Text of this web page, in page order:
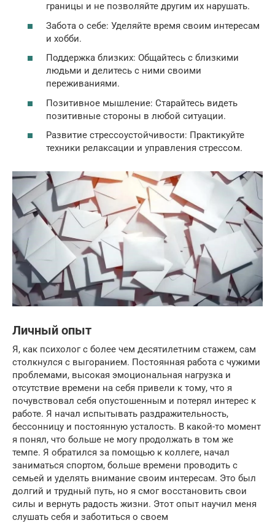
границы и не позволяйте другим их нарушать.
Забота о себе: Уделяйте время своим интересам
и хобби.
Поддержка близких: Общайтесь с близкими
людьми и делитесь с ними своими
переживаниями.
Позитивное мышление: Старайтесь видеть
позитивные стороны в любой ситуации.
Развитие стрессоустойчивости: Практикуйте
техники релаксации и управления стрессом.
Личный опыт
Я, как психолог с более чем десятилетним стажем, сам
столкнулся с выгоранием. Постоянная работа с чужими
проблемами, высокая эмоциональная нагрузка и
отсутствие времени на себя привели к тому, что я
почувствовал себя опустошенным и потерял интерес к
работе. Я начал испытывать раздражительность,
бессонницу и постоянную усталость. В какой-то момент
я понял, что больше не могу продолжать в том же
темпе. Я обратился за помощью к коллеге, начал
заниматься спортом, больше времени проводить с
семьей и уделять внимание своим интересам. Это был
долгий и трудный путь, но я смог восстановить свои
силы и вернуть радость жизни. Этот опыт научил меня
слушать себя и заботиться о своем